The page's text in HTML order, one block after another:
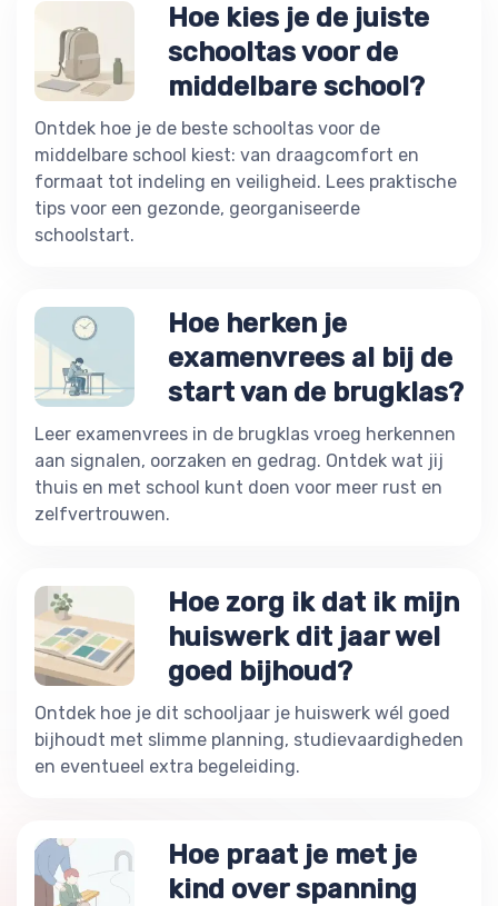
Hoe kies je de juiste
schooltas voor de
middelbare school?
Ontdek hoe je de beste schooltas voor de
middelbare school kiest: van draagcomfort en
formaat tot indeling en veiligheid. Lees praktische
tips voor een gezonde, georganiseerde
schoolstart.
Hoe herken je
examenvrees al bij de
start van de brugklas?
Leer examenvrees in de brugklas vroeg herkennen
aan signalen, oorzaken en gedrag. Ontdek wat jij
thuis en met school kunt doen voor meer rust en
zelfvertrouwen.
Hoe zorg ik dat ik mijn
huiswerk dit jaar wel
goed bijhoud?
Ontdek hoe je dit schooljaar je huiswerk wél goed
bijhoudt met slimme planning, studievaardigheden
en eventueel extra begeleiding.
Hoe praat je met je
kind over spanning